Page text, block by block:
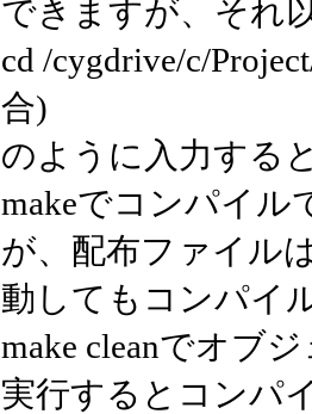
できますが、それ
cd /cygdrive/c/
合)
のように入力する
makeでコンパイル
が、配布ファイル
動してもコンパイ
make cleanでオブ
実行するとコンパ